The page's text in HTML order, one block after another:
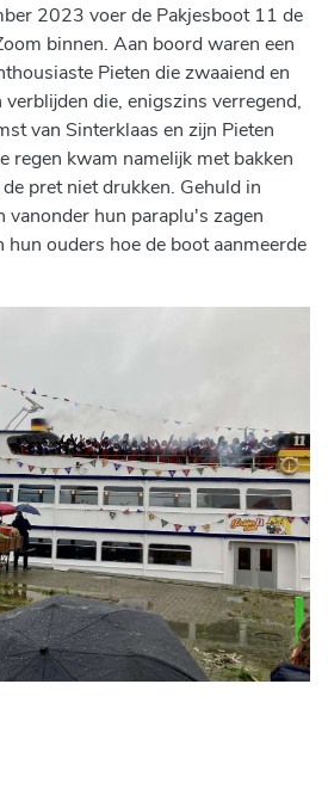
2023 voer de Pakjesboot 11 de
binnen. Aan boord waren een
Pieten die zwaaiend en
die, enigszins verregend,
van Sinterklaas en zijn Pieten
regen kwam namelijk met bakken
pret niet drukken. Gehuld in
vanonder hun paraplu's zagen
hun ouders hoe de boot aanmeerde